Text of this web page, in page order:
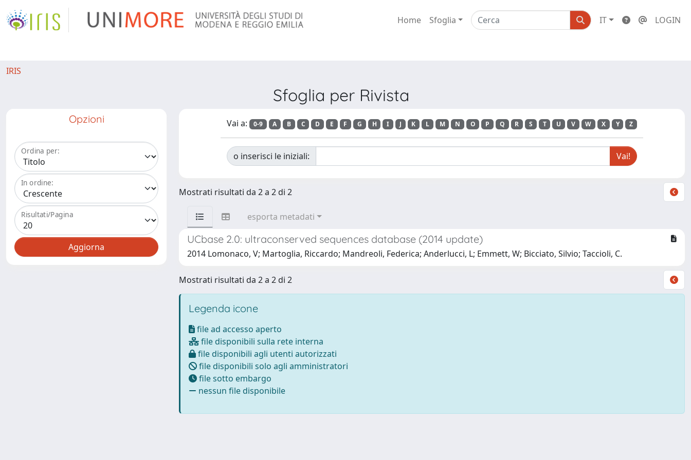
Home Sfoglia IT LOGIN
IRIS
Sfoglia per Rivista
Opzioni
Ordina per:
In ordine:
Risultati/Pagina
Vai a: 0-9 A B C D E F G H I J K L M N O P Q R S T U V W X Y Z
o inserisci le iniziali:
Mostrati risultati da 2 a 2 di 2
esporta metadati
UCbase 2.0: ultraconserved sequences database (2014 update)
2014 Lomonaco, V; Martoglia, Riccardo; Mandreoli, Federica; Anderlucci, L; Emmett, W; Bicciato, Silvio; Taccioli, C.
Mostrati risultati da 2 a 2 di 2
Legenda icone
file ad accesso aperto
file disponibili sulla rete interna
file disponibili agli utenti autorizzati
file disponibili solo agli amministratori
file sotto embargo
nessun file disponibile